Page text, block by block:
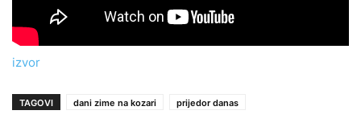
izvor
TAGOVI dani zime na kozari prijedor danas